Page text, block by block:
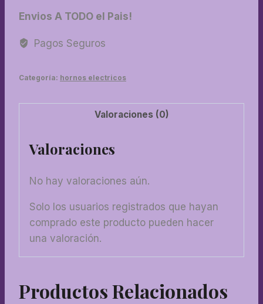
decoupage
Envios A TODO el Pais!
Pagos Seguros
Categoría: hornos electricos
Valoraciones (0)
Valoraciones
No hay valoraciones aún.
Solo los usuarios registrados que hayan
comprado este producto pueden hacer
una valoración.
Productos Relacionados